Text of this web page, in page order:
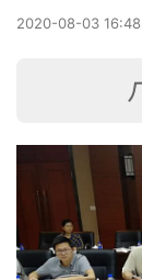
2020-08-03 16:48